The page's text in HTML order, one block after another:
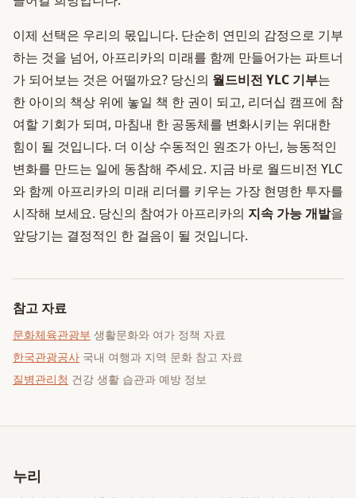
이제 선택은 우리의 몫입니다. 단순히 연민의 감정으로 기부
하는 것을 넘어, 아프리카의 미래를 함께 만들어가는 파트너
가 되어보는 것은 어떨까요? 당신의 월드비전 YLC 기부는
한 아이의 책상 위에 놓일 책 한 권이 되고, 리더십 캠프에 참
여할 기회가 되며, 마침내 한 공동체를 변화시키는 위대한
힘이 될 것입니다. 더 이상 수동적인 원조가 아닌, 능동적인
변화를 만드는 일에 동참해 주세요. 지금 바로 월드비전 YLC
와 함께 아프리카의 미래 리더를 키우는 가장 현명한 투자를
시작해 보세요. 당신의 참여가 아프리카의 지속 가능 개발을
앞당기는 결정적인 한 걸음이 될 것입니다.
참고 자료
문화체육관광부 생활문화와 여가 정책 자료
한국관광공사 국내 여행과 지역 문화 참고 자료
질병관리청 건강 생활 습관과 예방 정보
누리